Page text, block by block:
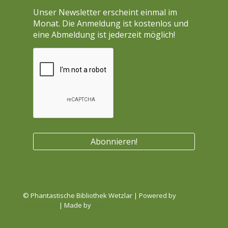
Unser Newsletter erscheint einmal im
Monat. Die Anmeldung ist kostenlos und
eine Abmeldung ist jederzeit möglich!
© Phantastische Bibliothek Wetzlar | Powered by
| Made by